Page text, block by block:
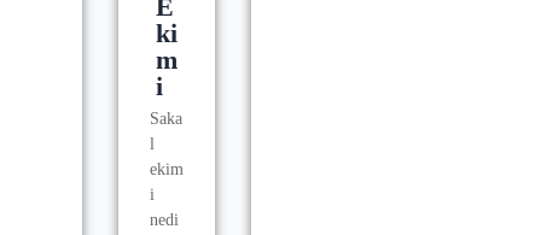
E
Ki
M
I
Saka
l
ekim
i
nedi